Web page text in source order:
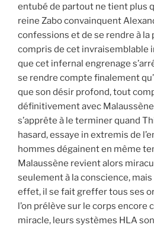
entubé de partout ne tient plus
reine Zabo convainquent
confessions et de se rendre à la
compris de cet invraisemblable
que cet infernal engrenage
se rendre compte finalement
que son désir profond, tout
définitivement avec
s’apprête à le terminer quand
hasard, essaye in extremis de
hommes dégainent en même
Malaussène revient alors
seulement à la conscience, mais
effet, il se fait greffer tous ses
l’on prélève sur le corps encore
miracle, leurs systèmes HLA